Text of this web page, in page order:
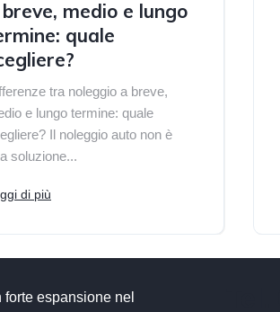
medio e lungo
quale
tra noleggio a breve,
e lungo termine: quale
Il noleggio auto non è
soluzione...
di più
espansione nel